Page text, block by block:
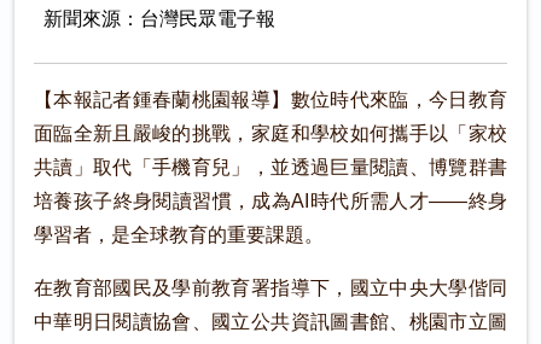
新聞來源：台灣民眾電子報
【本報記者鍾春蘭桃園報導】數位時代來臨，今日教育
面臨全新且嚴峻的挑戰，家庭和學校如何攜手以「家校
共讀」取代「手機育兒」，並透過巨量閱讀、博覽群書
培養孩子終身閱讀習慣，成為AI時代所需人才——終身
學習者，是全球教育的重要課題。
在教育部國民及學前教育署指導下，國立中央大學偕同
中華明日閱讀協會、國立公共資訊圖書館、桃園市立圖